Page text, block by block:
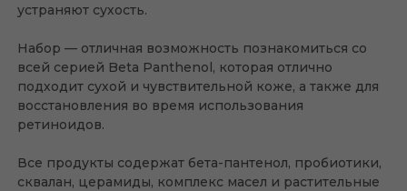
устраняют сухость.
Набор — отличная возможность познакомиться со
всей серией Beta Panthenol, которая отлично
подходит сухой и чувствительной коже, а также для
восстановления во время использования
ретиноидов.
Все продукты содержат бета-пантенол, пробиотики,
сквалан, церамиды, комплекс масел и растительные